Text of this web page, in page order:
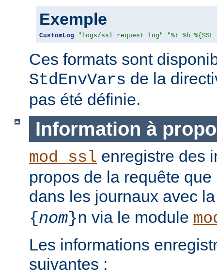
Exemple
CustomLog "logs/ssl_request_log" "%t %h
Ces formats sont
StdEnvVars de la
pas été définie.
Information à
mod_ssl enregistre des
propos de la requête
dans les journaux avec
{nom}n via le module
Les informations
suivantes :